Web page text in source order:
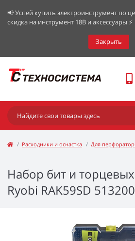
📢 Успей купить электроинструмент по
скидка на инструмент 18В и аксессуары ⚡️
Закрыть
Расходники и оснастка Для
Набор бит и
Ryobi RAK59SD